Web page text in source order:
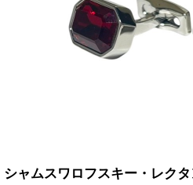
シャムスワロフスキー・レク